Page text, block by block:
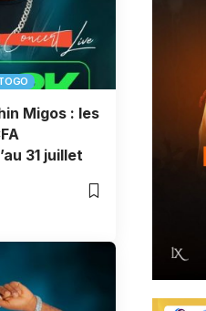
Migos : les
31 juillet